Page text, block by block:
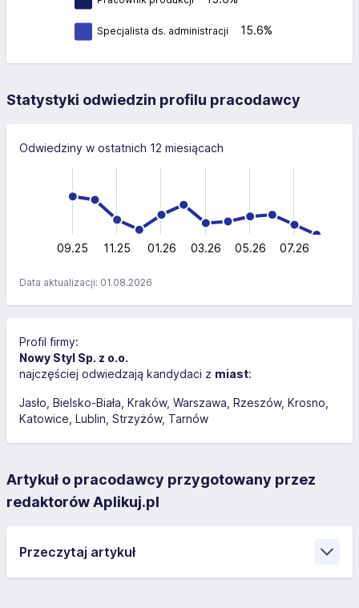
Specjalista ds. administracji 15.6%
Statystyki odwiedzin profilu pracodawcy
Odwiedziny w ostatnich 12 miesiącach
L
09.25 11.25 01.26 03.26 05.26 07.26
Data aktualizacji: 01.08.2026
Profil firmy:
Nowy Styl Sp. z o.o.
najczęściej odwiedzają kandydaci z miast:
Jasło Bielsko-Biała Kraków Warszawa Rzeszów Krosno
Katowice Lublin Strzyżów Tarnów
Artykuł o pracodawcy przygotowany przez
redaktorów Aplikuj.pl
Przeczytaj artykuł